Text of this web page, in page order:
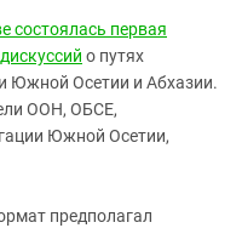
состоялась первая
о путях
Южной Осетии и Абхазии.
ООН, ОБСЕ,
Южной Осетии,
предполагал